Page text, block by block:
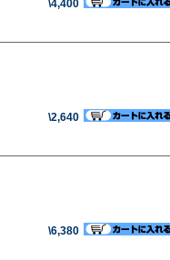
\4,400
\2,640
\6,380